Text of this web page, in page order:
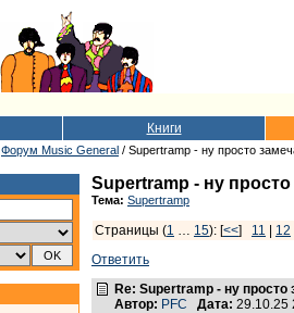
Книги
Форум Music General / Supertramp - ну просто
Supertramp - ну
Тема: Supertramp
Страницы (1 … 15): [<<] 11 12
Ответить
Re: Supertramp - ну
Автор: PFC Дата: 29.10.25